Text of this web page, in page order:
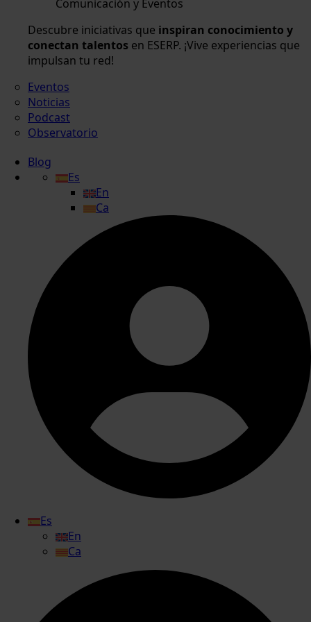
Comunicación y Eventos
Descubre iniciativas que inspiran conocimiento y
conectan talentos en ESERP. ¡Vive experiencias que
impulsan tu red!
Eventos
Noticias
Podcast
Observatorio
Blog
Es
En
Ca
Es
En
Ca